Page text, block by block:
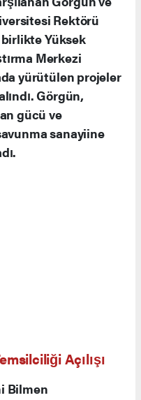
Rektörü
Yüksek
Merkezi
yürütülen projeler
Görgün,
gücü ve
sanayiine
Açılışı
Bilmen